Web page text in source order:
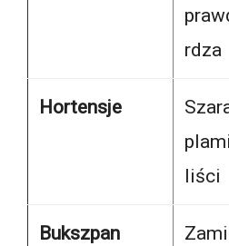
rdza
Hortensje
liści
Bukszpan